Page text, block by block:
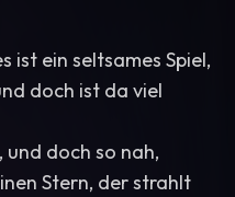
ist ein seltsames Spiel,
doch ist da viel
und doch so nah,
Stern, der strahlt